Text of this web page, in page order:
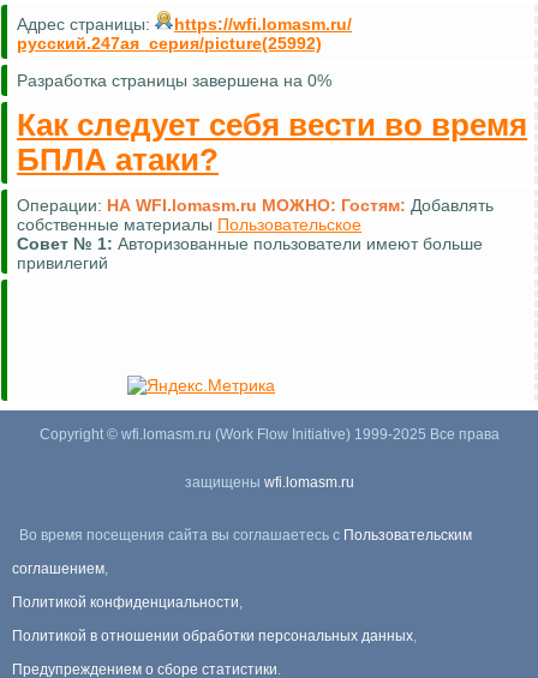
Адрес страницы:
https://wfi.lomasm.ru/
русский.247ая_серия/picture(25992)
Разработка страницы завершена на 0%
Как следует себя вести во время
БПЛА атаки?
Операции: НА WFI.lomasm.ru МОЖНО: Гостям: Добавлять
собственные материалы Пользовательское
Совет № 1: Авторизованные пользователи имеют больше
привилегий
Copyright © wfi.lomasm.ru (Work Flow Initiative) 1999-2025 Все права
защищены wfi.lomasm.ru
Во время посещения сайта вы соглашаетесь с Пользовательским
соглашением
Политикой конфиденциальности
Политикой в отношении обработки персональных данных
Предупреждением о сборе статистики